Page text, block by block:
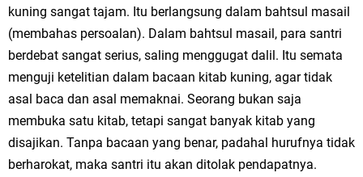
kuning sangat tajam. Itu berlangsung dalam bahtsul masail
(membahas persoalan). Dalam bahtsul masail, para santri
berdebat sangat serius, saling menggugat dalil. Itu semata
menguji ketelitian dalam bacaan kitab kuning, agar tidak
asal baca dan asal memaknai. Seorang bukan saja
membuka satu kitab, tetapi sangat banyak kitab yang
disajikan. Tanpa bacaan yang benar, padahal hurufnya tidak
berharokat, maka santri itu akan ditolak pendapatnya.